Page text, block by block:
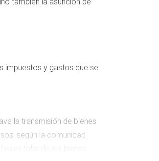
impuestos y gastos que se
la transmisión de bienes
según la comunidad
total de los bienes